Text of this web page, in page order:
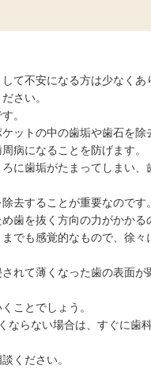
て不安になる方は少なくあ
さい。
。
ットの中の歯垢や歯石を除
病になることを防げます。
に歯垢がたまってしまい
去することが重要なのです。
歯を抜く方向の力がかかる
でも感覚的なもので、徐
れて薄くなった歯の表面
ことでしょう。
らない場合は、すぐに歯
ください。